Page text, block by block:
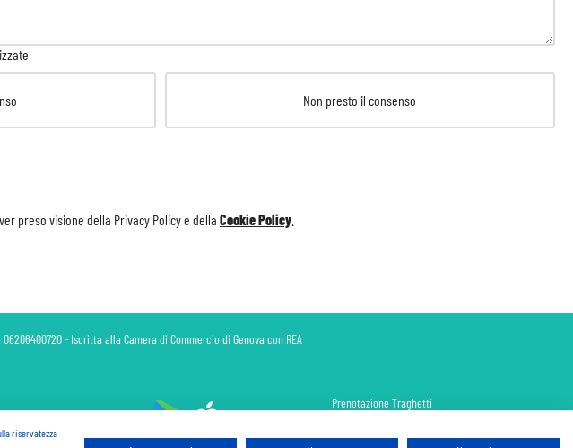
Non presto il consenso
preso visione della Privacy Policye della Cookie Policy
- Iscritta alla Camera di Commercio di Genova con REA
Prenotazione Traghetti
riservatezza